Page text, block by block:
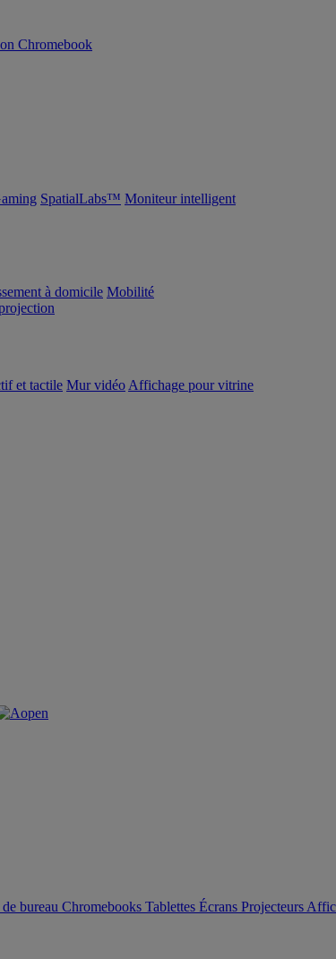
Chromebook
SpatialLabs™ Moniteur intelligent
à domicile Mobilité
et tactile Mur vidéo Affichage pour vitrine
bureau Chromebooks Tablettes Écrans Projecteurs